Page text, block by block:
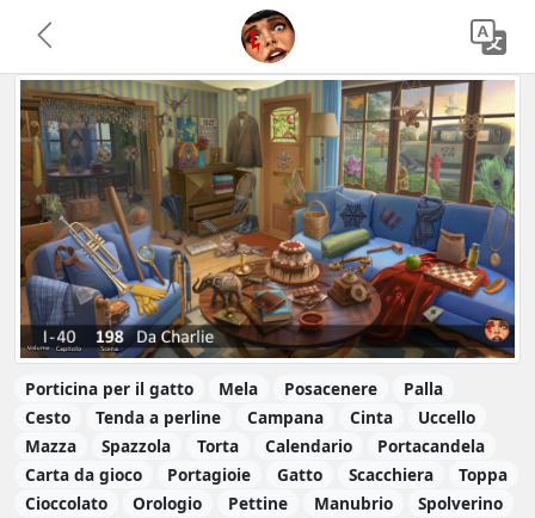
Porticina per il gatto Mela Posacenere
Palla
Cesto
Tenda a perline Campana Cinta
Uccello
Mazza
Spazzola Torta Calendario
Portacandela
Carta da gioco
Portagioie Gatto Scacchiera
Toppa
Cioccolato
Orologio Pettine Manubrio
Spolverino